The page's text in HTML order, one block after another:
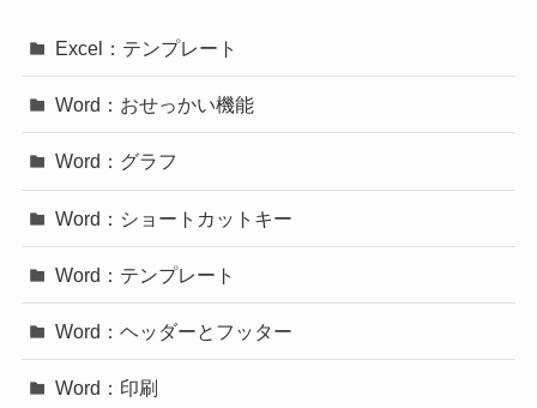
Excel：テンプレート
Word：おせっかい機能
Word：グラフ
Word：ショートカットキー
Word：テンプレート
Word：ヘッダーとフッター
Word：印刷